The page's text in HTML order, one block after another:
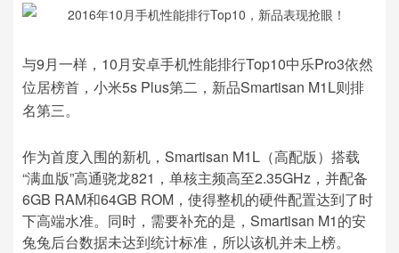
与9月一样，10月安卓手机性能排行Top10中乐Pro3依然
位居榜首，小米5s Plus第二，新品Smartisan M1L则排
名第三。
作为首度入围的新机，Smartisan M1L（高配版）搭载
“满血版”高通骁龙821，单核主频高至2.35GHz，并配备
6GB RAM和64GB ROM，使得整机的硬件配置达到了时
下高端水准。同时，需要补充的是，Smartisan M1的安
兔兔后台数据未达到统计标准，所以该机并未上榜。